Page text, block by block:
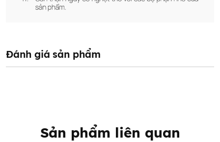
Đánh giá sản phẩm
Sản phẩm liên quan